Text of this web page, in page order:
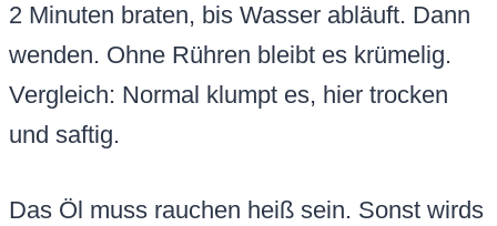
2 Minuten braten, bis Wasser abläuft. Dann
wenden. Ohne Rühren bleibt es krümelig.
Vergleich: Normal klumpt es, hier trocken
und saftig.
Das Öl muss rauchen heiß sein. Sonst wirds